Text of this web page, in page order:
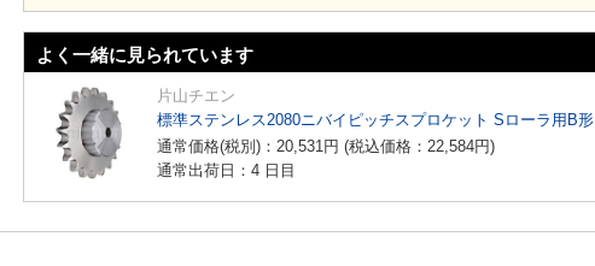
よく一緒に見られています
片山チエン
標準ステンレス2080ニバイピッチスプロケット Sローラ用B形
通常価格(税別)： 20,531円 (税込価格： 22,584円)
通常出荷日：4 日目